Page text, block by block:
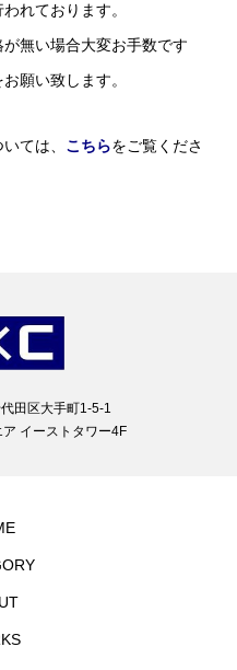
れております。
無い場合大変お手数です
願い致します。
ては、 こちらをご覧くださ
田区大手町1-5-1
イーストタワー4F